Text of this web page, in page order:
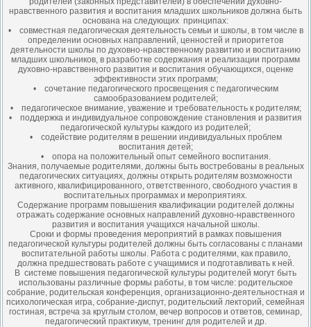
нравственного развития и воспитания младших школьников должна быть
основана на следующих принципах:
• совместная педагогическая деятельность семьи и школы, в том числе в
определении основных направлений, ценностей и приоритетов
деятельности школы по духовно-нравственному развитию и воспитанию
младших школьников, в разработке содержания и реализации программ
духовно-нравственного развития и воспитания обучающихся, оценке
эффективности этих программ;
• сочетание педагогического просвещения с педагогическим
самообразованием родителей;
• педагогическое внимание, уважение и требовательность к родителям;
• поддержка и индивидуальное сопровождение становления и развития
педагогической культуры каждого из родителей;
• содействие родителям в решении индивидуальных проблем
воспитания детей;
• опора на положительный опыт семейного воспитания.
Знания, получаемые родителями, должны быть востребованы в реальных
педагогических ситуациях, должны открыть родителям возможности
активного, квалифицированного, ответственного, свободного участия в
воспитательных программах и мероприятиях.
Содержание программ повышения квалификации родителей должны
отражать содержание основных направлений духовно-нравственного
развития и воспитания учащихся начальной школы.
Сроки и формы проведения мероприятий в рамках повышения
педагогической культуры родителей должны быть согласованы с планами
воспитательной работы школы. Работа с родителями, как правило,
должна предшествовать работе с учащимися и подготавливать к ней.
В системе повышения педагогической культуры родителей могут быть
использованы различные формы работы, в том числе: родительское
собрание, родительская конференция, организационно-деятельностная и
психологическая игра, собрание-диспут, родительский лекторий, семейная
гостиная, встреча за круглым столом, вечер вопросов и ответов, семинар,
педагогический практикум, тренинг для родителей и др.